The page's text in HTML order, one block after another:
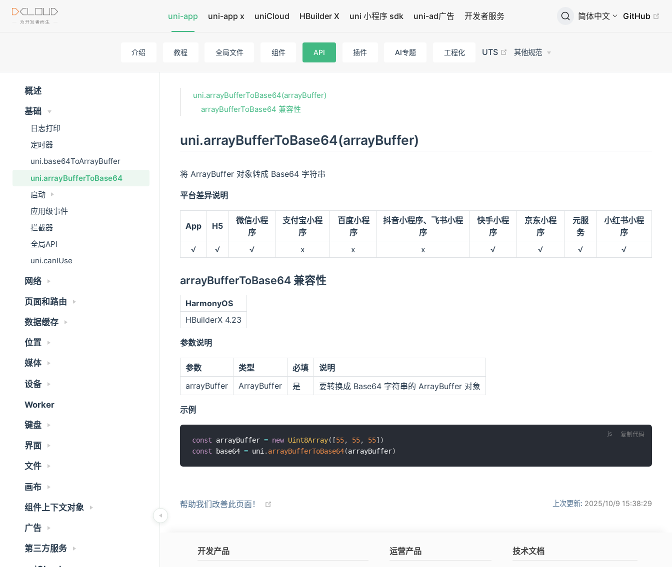
uni-app uni-app x uniCloud HBuilder X uni 小程序 sdk uni-ad广告 开发者服务 简体中文 GitHub
介绍 教程 全局文件 组件 API 插件 AI专题 工程化 UTS 其他规范
概述
基础
日志打印
定时器
uni.base64ToArrayBuffer
uni.arrayBufferToBase64
启动
应用级事件
拦截器
全局API
uni.canIUse
网络
页面和路由
数据缓存
位置
媒体
设备
Worker
键盘
界面
文件
画布
组件上下文对象
广告
第三方服务
uni.arrayBufferToBase64(arrayBuffer)
arrayBufferToBase64 兼容性
uni.arrayBufferToBase64(arrayBuffer)
将 ArrayBuffer 对象转成 Base64 字符串
平台差异说明
App H5
微信小程
序
支付宝小程
序
百度小程
序
抖音小程序、飞书小程
序
快手小程
序
京东小程
序
元服
务
小红书小程
序
√
√ √ x x x √ √ √ √
arrayBufferToBase64 兼容性
HarmonyOS
HBuilderX 4.23
参数说明
参数 类型 必填
说明
arrayBuffer
ArrayBuffer 是 要转换成 Base64 字符串的 ArrayBuffer 对象
示例
const arrayBuffer = new Uint8Array( [55, 55, 55] )
const base64 = uni . arrayBufferToBase64(arrayBuffer)
复制代码
帮助我们改善此页面！ 上次更新: 2025/10/9 15:38:29
开发产品 运营产品 技术文档